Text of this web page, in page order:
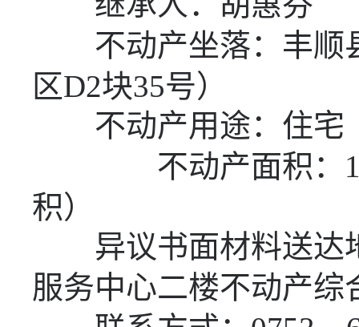
不动产坐落：丰顺
区D2块35号）
不动产用途：住宅
不动产面积：
积）
异议书面材料送达
服务中心二楼不动产综